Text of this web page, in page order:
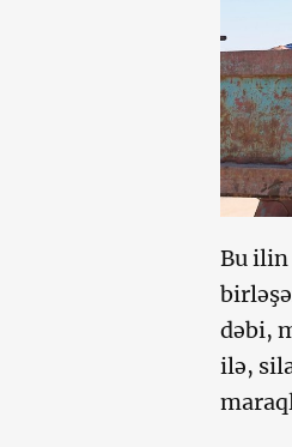
Bu ilin
dəbi,
ilə,